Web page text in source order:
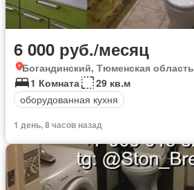
6 000 руб./месяц
Богандинский, Тюменская область
1 Комната
29 кв.м
оборудованная кухня
1 день, 8 часов назад